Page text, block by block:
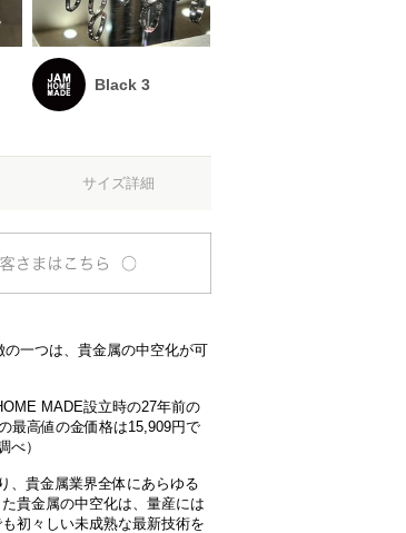
Black 3
サイズ詳細
一つは、貴金属の中空化が可
MADE設立時の27年前の
最高値の金価格は15,909円で
べ）
、貴金属業界全体にあらゆる
貴金属の中空化は、量産には
初々しい未成熟な最新技術を